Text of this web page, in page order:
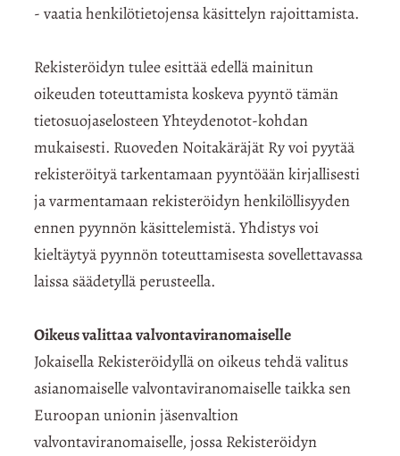
- vaatia henkilötietojensa käsittelyn rajoittamista.
Rekisteröidyn tulee esittää edellä mainitun
oikeuden toteuttamista koskeva pyyntö tämän
tietosuojaselosteen Yhteydenotot-kohdan
mukaisesti. Ruoveden Noitakäräjät Ry voi pyytää
rekisteröityä tarkentamaan pyyntöään kirjallisesti
ja varmentamaan rekisteröidyn henkilöllisyyden
ennen pyynnön käsittelemistä. Yhdistys voi
kieltäytyä pyynnön toteuttamisesta sovellettavassa
laissa säädetyllä perusteella.
Oikeus valittaa valvontaviranomaiselle
Jokaisella Rekisteröidyllä on oikeus tehdä valitus
asianomaiselle valvontaviranomaiselle taikka sen
Euroopan unionin jäsenvaltion
valvontaviranomaiselle, jossa Rekisteröidyn